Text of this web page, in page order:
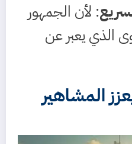
: لأن الجمهور
الذي يعبر عن
المشاهير